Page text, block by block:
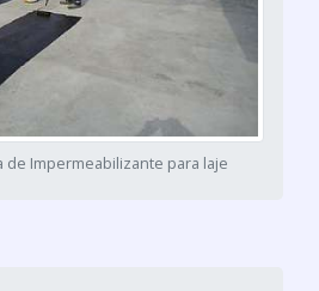
de Impermeabilizante para laje